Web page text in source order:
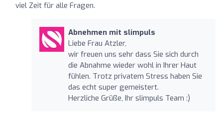
viel Zeit für alle Fragen.
Abnehmen mit slimpuls
Liebe Frau Atzler,
wir freuen uns sehr dass Sie sich durch
die Abnahme wieder wohl in Ihrer Haut
fühlen. Trotz privatem Stress haben Sie
das echt super gemeistert.
Herzliche Grüße, Ihr slimpuls Team :)